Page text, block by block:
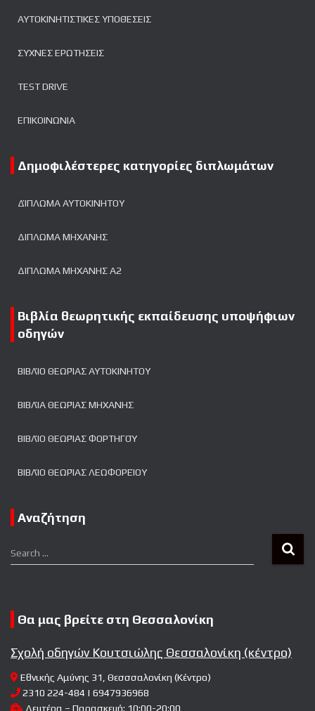
ΑΥΤΟΚΙΝΗΤΙΣΤΙΚΈΣ ΥΠΟΘΈΣΕΙΣ
ΣΥΧΝΕΣ ΕΡΩΤΗΣΕΙΣ
TEST DRIVE
ΕΠΙΚΟΙΝΩΝΙΑ
Δημοφιλέστερες κατηγορίες διπλωμάτων
ΔΊΠΛΩΜΑ ΑΥΤΟΚΙΝΉΤΟΥ
ΔΙΠΛΩΜΑ ΜΗΧΑΝΗΣ
ΔΙΠΛΩΜΑ ΜΗΧΑΝΗΣ Α2
Βιβλία θεωρητικής εκπαίδευσης υποψήφιων
οδηγών
ΒΙΒΛΊΟ ΘΕΩΡΊΑΣ ΑΥΤΟΚΙΝΉΤΟΥ
ΒΙΒΛΊΑ ΘΕΩΡΊΑΣ ΜΗΧΑΝΉΣ
ΒΙΒΛΊΟ ΘΕΩΡΊΑΣ ΦΟΡΤΗΓΟΎ
ΒΙΒΛΊΟ ΘΕΩΡΊΑΣ ΛΕΩΦΟΡΕΊΟΥ
Αναζήτηση
Search …
Θα μας βρείτε στη Θεσσαλονίκη
Σχολή οδηγών Κουτσιώλης Θεσσαλονίκη (κέντρο)
Εθνικής Αμύνης 31, Θεσσσαλονίκη (Κέντρο)
2310 224-484 | 6947936968
Δευτέρα – Παρασκευή: 10:00-20:00